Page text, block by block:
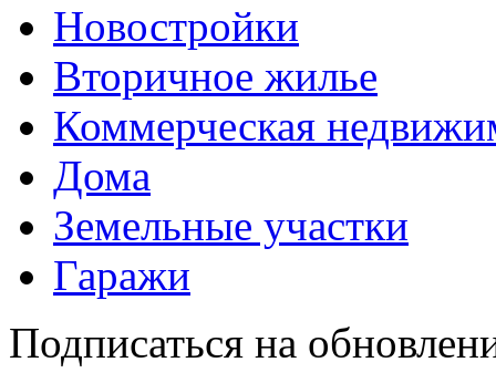
Новостройки
Вторичное жилье
Коммерческая
Дома
Земельные участки
Гаражи
Подписаться на